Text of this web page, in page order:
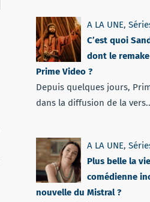
A LA UNE,
C’est quoi
dont le
Prime Video ?
Depuis quelques jours,
dans la diffusion de la
A LA UNE,
Plus belle la
comédienne
nouvelle du Mistral ?